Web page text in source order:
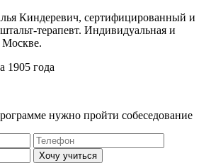
Киндеревич, сертифицированный и
терапевт. Индивидуальная и
Москве.
1905 года
нужно пройти собеседование
Хочу учиться